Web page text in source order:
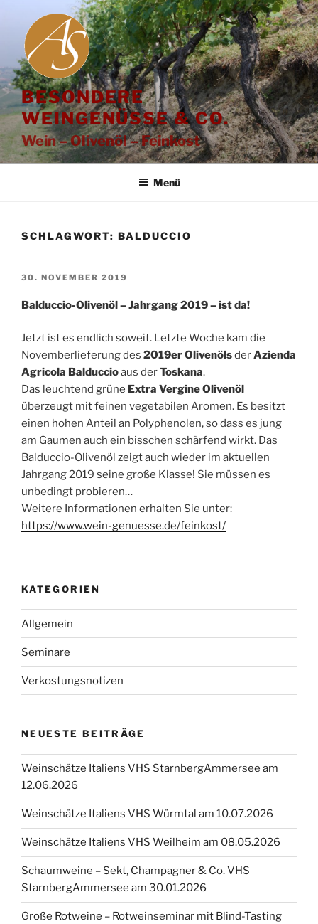
springen
BESONDERE
WEINGENÜSSE & CO.
Wein – Olivenöl – Feinkost
Menü
SCHLAGWORT: BALDUCCIO
VERÖFFENTLICHT
30. NOVEMBER 2019
Balduccio-Olivenöl – Jahrgang 2019 – ist da!
Jetzt ist es endlich soweit. Letzte Woche kam die
Novemberlieferung des 2019erOlivenölsderAzienda
Agricola Balduccioaus derToskana.
Das leuchtend grüne Extra VergineOlivenöl
überzeugt mit feinen vegetabilen Aromen. Es besitzt
einen hohen Anteil an Polyphenolen, so dass es jung
am Gaumen auch ein bisschen schärfend wirkt. Das
Balduccio-Olivenöl zeigt auch wieder im aktuellen
Jahrgang 2019 seine große Klasse! Sie müssen es
unbedingt probieren…
Weitere Informationen erhalten Sie unter:
https://www.wein-genuesse.de/feinkost/
KATEGORIEN
Allgemein
Seminare
Verkostungsnotizen
NEUESTE BEITRÄGE
Weinschätze Italiens VHS StarnbergAmmersee am
12.06.2026
Weinschätze Italiens VHS Würmtal am 10.07.2026
Weinschätze Italiens VHS Weilheim am 08.05.2026
Schaumweine – Sekt, Champagner & Co. VHS
StarnbergAmmersee am 30.01.2026
Große Rotweine – Rotweinseminar mit Blind-Tasting